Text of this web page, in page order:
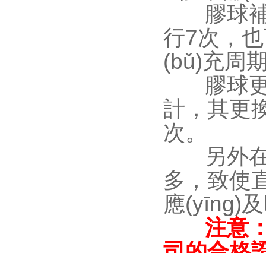
膠球補
行7次
(bǔ)充周期
膠球更
計，其更
次。
另外在水
多，致
應(yīng)及
注意